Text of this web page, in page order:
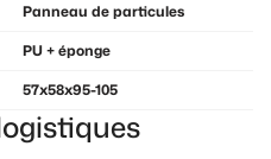
Panneau de particules
PU + éponge
57x58x95-105